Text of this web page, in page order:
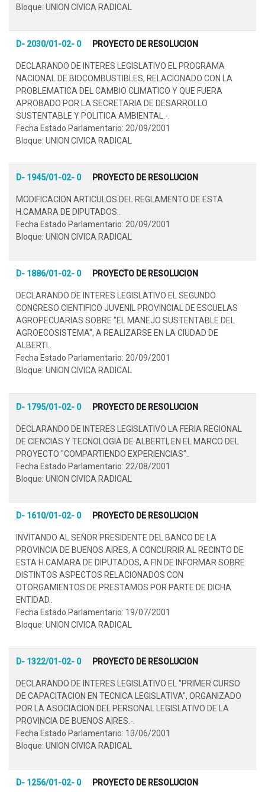
Bloque: UNION CIVICA RADICAL
D- 2030/01-02- 0 PROYECTO DE RESOLUCION
DECLARANDO DE INTERES LEGISLATIVO EL PROGRAMA
NACIONAL DE BIOCOMBUSTIBLES, RELACIONADO CON LA
PROBLEMATICA DEL CAMBIO CLIMATICO Y QUE FUERA
APROBADO POR LA SECRETARIA DE DESARROLLO
SUSTENTABLE Y POLITICA AMBIENTAL.-.
Fecha Estado Parlamentario: 20/09/2001
Bloque: UNION CIVICA RADICAL
D- 1945/01-02- 0 PROYECTO DE RESOLUCION
MODIFICACION ARTICULOS DEL REGLAMENTO DE ESTA
H.CAMARA DE DIPUTADOS..
Fecha Estado Parlamentario: 20/09/2001
Bloque: UNION CIVICA RADICAL
D- 1886/01-02- 0 PROYECTO DE RESOLUCION
DECLARANDO DE INTERES LEGISLATIVO EL SEGUNDO
CONGRESO CIENTIFICO JUVENIL PROVINCIAL DE ESCUELAS
AGROPECUARIAS SOBRE "EL MANEJO SUSTENTABLE DEL
AGROECOSISTEMA", A REALIZARSE EN LA CIUDAD DE
ALBERTI..
Fecha Estado Parlamentario: 20/09/2001
Bloque: UNION CIVICA RADICAL
D- 1795/01-02- 0 PROYECTO DE RESOLUCION
DECLARANDO DE INTERES LEGISLATIVO LA FERIA REGIONAL
DE CIENCIAS Y TECNOLOGIA DE ALBERTI, EN EL MARCO DEL
PROYECTO "COMPARTIENDO EXPERIENCIAS"..
Fecha Estado Parlamentario: 22/08/2001
Bloque: UNION CIVICA RADICAL
D- 1610/01-02- 0 PROYECTO DE RESOLUCION
INVITANDO AL SEÑOR PRESIDENTE DEL BANCO DE LA
PROVINCIA DE BUENOS AIRES, A CONCURRIR AL RECINTO DE
ESTA H.CAMARA DE DIPUTADOS, A FIN DE INFORMAR SOBRE
DISTINTOS ASPECTOS RELACIONADOS CON
OTORGAMIENTOS DE PRESTAMOS POR PARTE DE DICHA
ENTIDAD..
Fecha Estado Parlamentario: 19/07/2001
Bloque: UNION CIVICA RADICAL
D- 1322/01-02- 0 PROYECTO DE RESOLUCION
DECLARANDO DE INTERES LEGISLATIVO EL "PRIMER CURSO
DE CAPACITACION EN TECNICA LEGISLATIVA", ORGANIZADO
POR LA ASOCIACION DEL PERSONAL LEGISLATIVO DE LA
PROVINCIA DE BUENOS AIRES.-.
Fecha Estado Parlamentario: 13/06/2001
Bloque: UNION CIVICA RADICAL
D- 1256/01-02- 0 PROYECTO DE RESOLUCION